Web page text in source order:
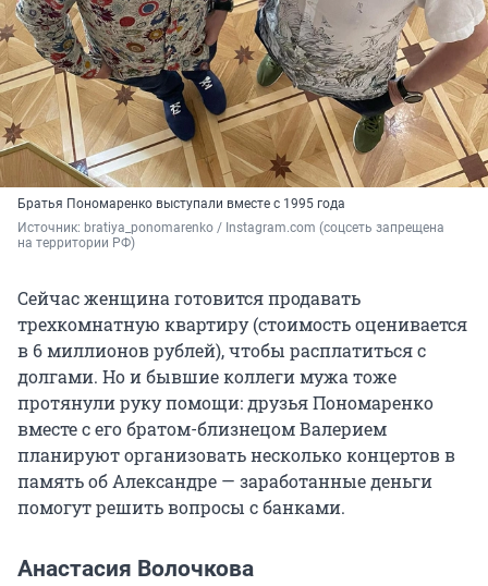
Братья Пономаренко выступали вместе с 1995 года
Источник: bratiya_ponomarenko / Instagram.com (соцсеть запрещена
на территории РФ)
Сейчас женщина готовится продавать
трехкомнатную квартиру (стоимость оценивается
в 6 миллионов рублей), чтобы расплатиться с
долгами. Но и бывшие коллеги мужа тоже
протянули руку помощи: друзья Пономаренко
вместе с его братом-близнецом Валерием
планируют организовать несколько концертов в
память об Александре — заработанные деньги
помогут решить вопросы с банками.
Анастасия Волочкова